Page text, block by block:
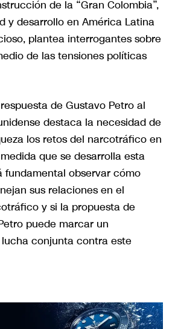
de la “Gran Colombia”,
y desarrollo en América Latina
plantea interrogantes sobre
de las tensiones políticas
de Gustavo Petro al
destaca la necesidad de
los retos del narcotráfico en
que se desarrolla esta
fundamental observar cómo
sus relaciones en el
y si la propuesta de
puede marcar un
conjunta contra este